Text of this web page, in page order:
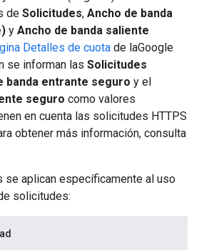
de Solicitudes, Ancho de banda
y Ancho de banda saliente
Detalles de cuota de laGoogle
se informan las Solicitudes
banda entrante seguro y el
seguro como valores
en cuenta las solicitudes HTTPS
obtener más información, consulta
aplican específicamente al uso
solicitudes: